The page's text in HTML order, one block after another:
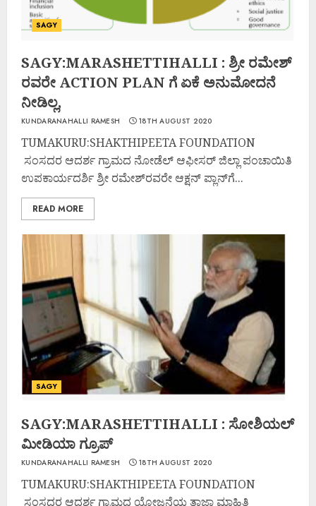
SAGY
SAGY:MARASHETTIHALLI : ಶ್ರೀ ರಮೇಶ್
ರವರೇ ACTION PLAN ಗೆ ಏಕೆ ಅನುಮೋದನೆ
ನೀಡಿಲ್ಲ,
KUNDARANAHALLI RAMESH 18TH AUGUST 2020
TUMAKURU:SHAKTHIPEETA FOUNDATION
ಸಂಸದರ ಆದರ್ಶ ಗ್ರಾಮದ ನೋಡೆಲ್ ಆಫೀಸರ್ ಜಿಲ್ಲಾ ಪಂಚಾಯಿತಿ
ಉಪಕಾರ್ಯದರ್ಶಿ ಶ್ರೀ ರಮೇಶ್‌ರವರೇ ಆಕ್ಷನ್ ಪ್ಲಾನ್‌ಗೆ...
READ MORE
SAGY
SAGY:MARASHETTIHALLI : ಸೋಶಿಯಲ್
ಮೀಡಿಯಾ ಗ್ರೂಪ್
KUNDARANAHALLI RAMESH 18TH AUGUST 2020
TUMAKURU:SHAKTHIPEETA FOUNDATION
ಸಂಸದರ ಆದರ್ಶ ಗ್ರಾಮದ ಯೋಜನೆಯ ತಾಜಾ ಮಾಹಿತಿ